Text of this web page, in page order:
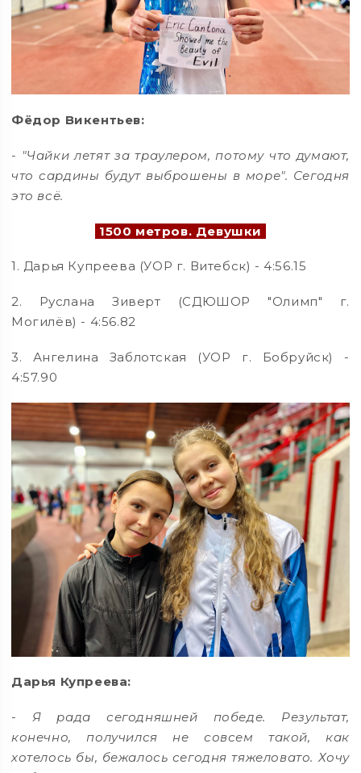
Фёдор Викентьев:
- "Чайки летят за траулером, потому что думают,
что сардины будут выброшены в море". Сегодня
это всё.
1500 метров. Девушки
1. Дарья Купреева (УОР г. Витебск) - 4:56.15
2. Руслана Зиверт (СДЮШОР "Олимп" г.
Могилёв) - 4:56.82
3. Ангелина Заблотская (УОР г. Бобруйск) -
4:57.90
Дарья Купреева:
- Я рада сегодняшней победе. Результат,
конечно, получился не совсем такой, как
хотелось бы, бежалось сегодня тяжеловато. Хочу